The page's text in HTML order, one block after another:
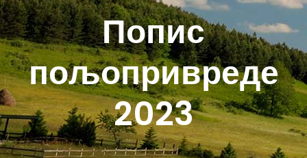
Попис
пољопривреде
2023